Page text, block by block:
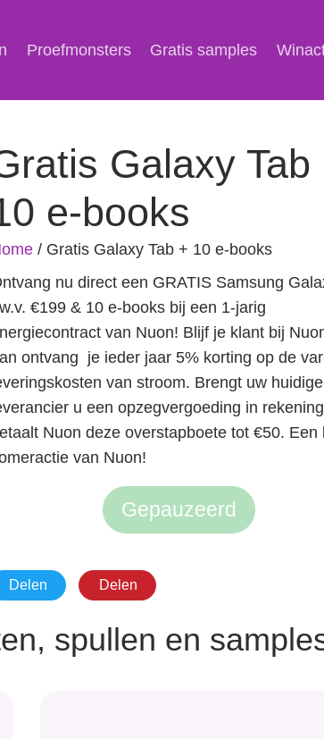
Proefmonsters Gratis samples
Galaxy Tab
e-books
/ Gratis Galaxy Tab + 10 e-books
nu direct een GRATIS Samsung
€199 & 10 e-books bij een 1-jarig
van Nuon! Blijf je klant bij
ontvang je ieder jaar 5% korting op de
van stroom. Brengt uw huidige
u een opzegvergoeding in
Nuon deze overstapboete tot €50. Een
van Nuon!
Gepauzeerd
Delen Delen
spullen en